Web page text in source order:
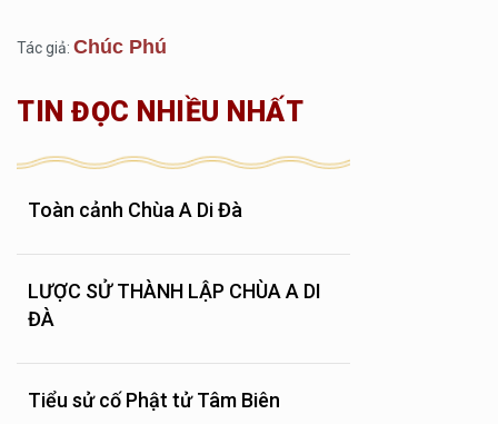
Tác giả: Chúc Phú
TIN ĐỌC NHIỀU NHẤT
Toàn cảnh Chùa A Di Đà
LƯỢC SỬ THÀNH LẬP CHÙA A DI
ĐÀ
Tiểu sử cố Phật tử Tâm Biên